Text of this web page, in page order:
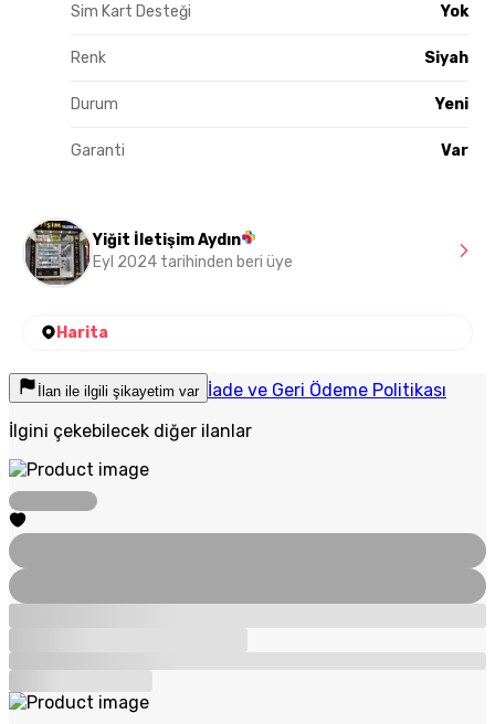
Sim Kart Desteği Yok
Renk Siyah
Durum Yeni
Garanti Var
Yiğit İletişim Aydın
Eyl 2024 tarihinden beri üye
Harita
İlan ile ilgili şikayetim var İade ve Geri Ödeme Politikası
İlgini çekebilecek diğer ilanlar